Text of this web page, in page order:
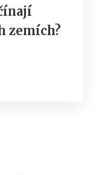
zemích?